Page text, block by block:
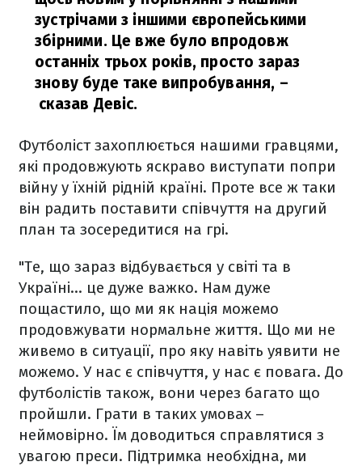
зустрічами з іншими європейськими
збірними. Це вже було впродовж
останніх трьох років, просто зараз
знову буде таке випробування, –
сказав Девіс.
Футболіст захоплюється нашими гравцями,
які продовжують яскраво виступати попри
війну у їхній рідній країні. Проте все ж таки
він радить поставити співчуття на другий
план та зосередитися на грі.
"Те, що зараз відбувається у світі та в
Україні… це дуже важко. Нам дуже
пощастило, що ми як нація можемо
продовжувати нормальне життя. Що ми не
живемо в ситуації, про яку навіть уявити не
можемо. У нас є співчуття, у нас є повага. До
футболістів також, вони через багато що
пройшли. Грати в таких умовах –
неймовірно. Їм доводиться справлятися з
увагою преси. Підтримка необхідна, ми